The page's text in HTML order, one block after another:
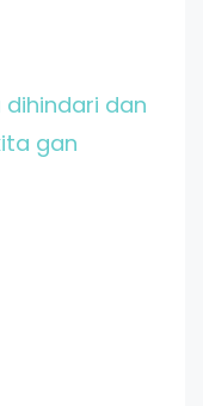
dihindari dan
gan